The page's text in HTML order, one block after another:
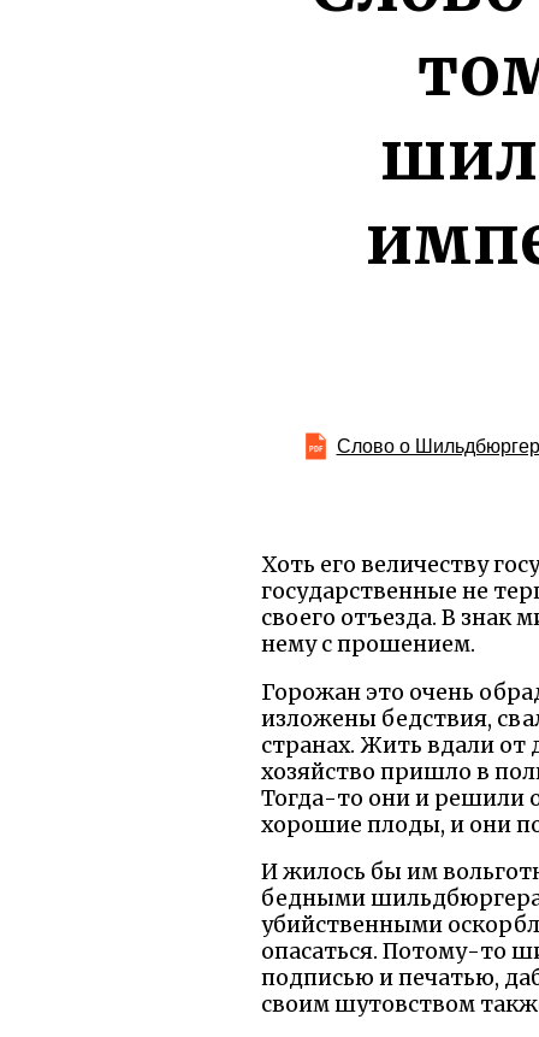
Слово о
Хоть его величеству
государственные не
своего отъезда. В
нему с прошением.
Горожан это очень
изложены бедствия,
странах. Жить вдали от
хозяйство пришло в
Тогда-то они и решили
хорошие плоды, и они
И жилось бы им
бедными
убийственными
опасаться. Потому-то
подписью и печатью,
своим шутовством